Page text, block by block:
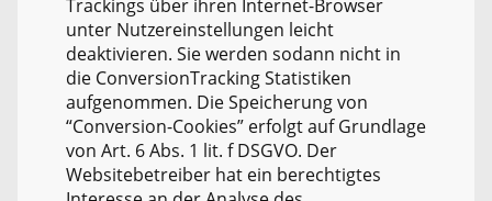
Trackings über ihren Internet-Browser
unter Nutzereinstellungen leicht
deaktivieren. Sie werden sodann nicht in
die ConversionTracking Statistiken
aufgenommen. Die Speicherung von
“Conversion-Cookies” erfolgt auf Grundlage
von Art. 6 Abs. 1 lit. f DSGVO. Der
Websitebetreiber hat ein berechtigtes